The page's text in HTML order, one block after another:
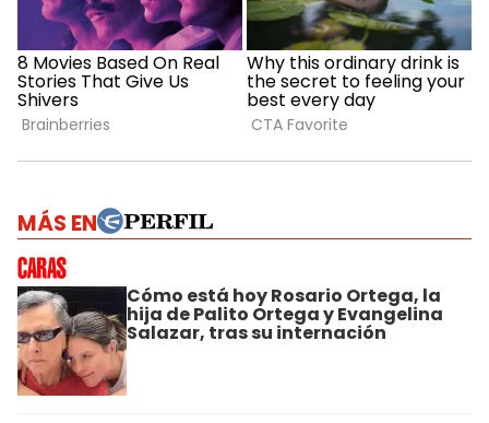
MÁS EN
Cómo está hoy Rosario Ortega, la
hija de Palito Ortega y Evangelina
Salazar, tras su internación